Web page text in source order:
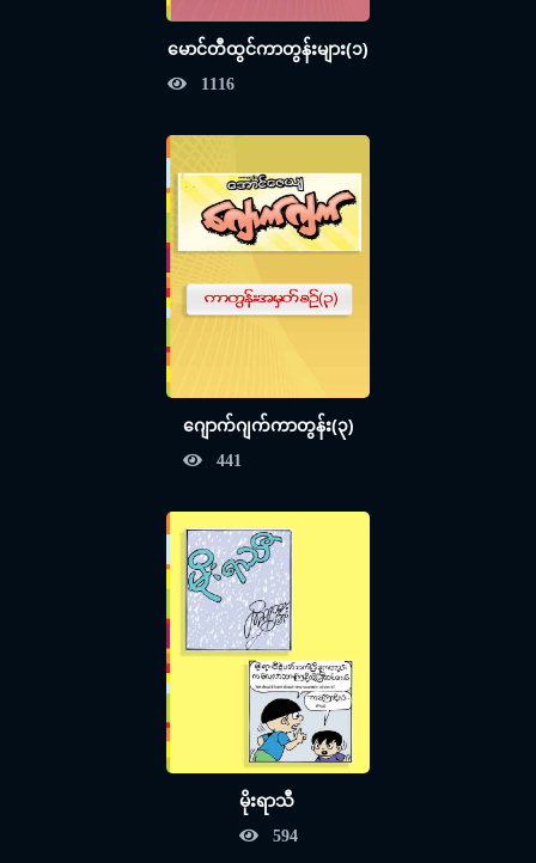
မောင်တီထွင်ကာတွန်းများ(၁)
1116
ဂျောက်ဂျက်ကာတွန်း(၃)
441
မိုးရာသီ
594